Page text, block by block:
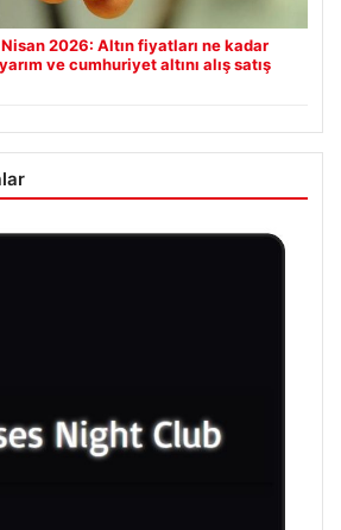
2026: Altın fiyatları ne kadar
ve cumhuriyet altını alış satış